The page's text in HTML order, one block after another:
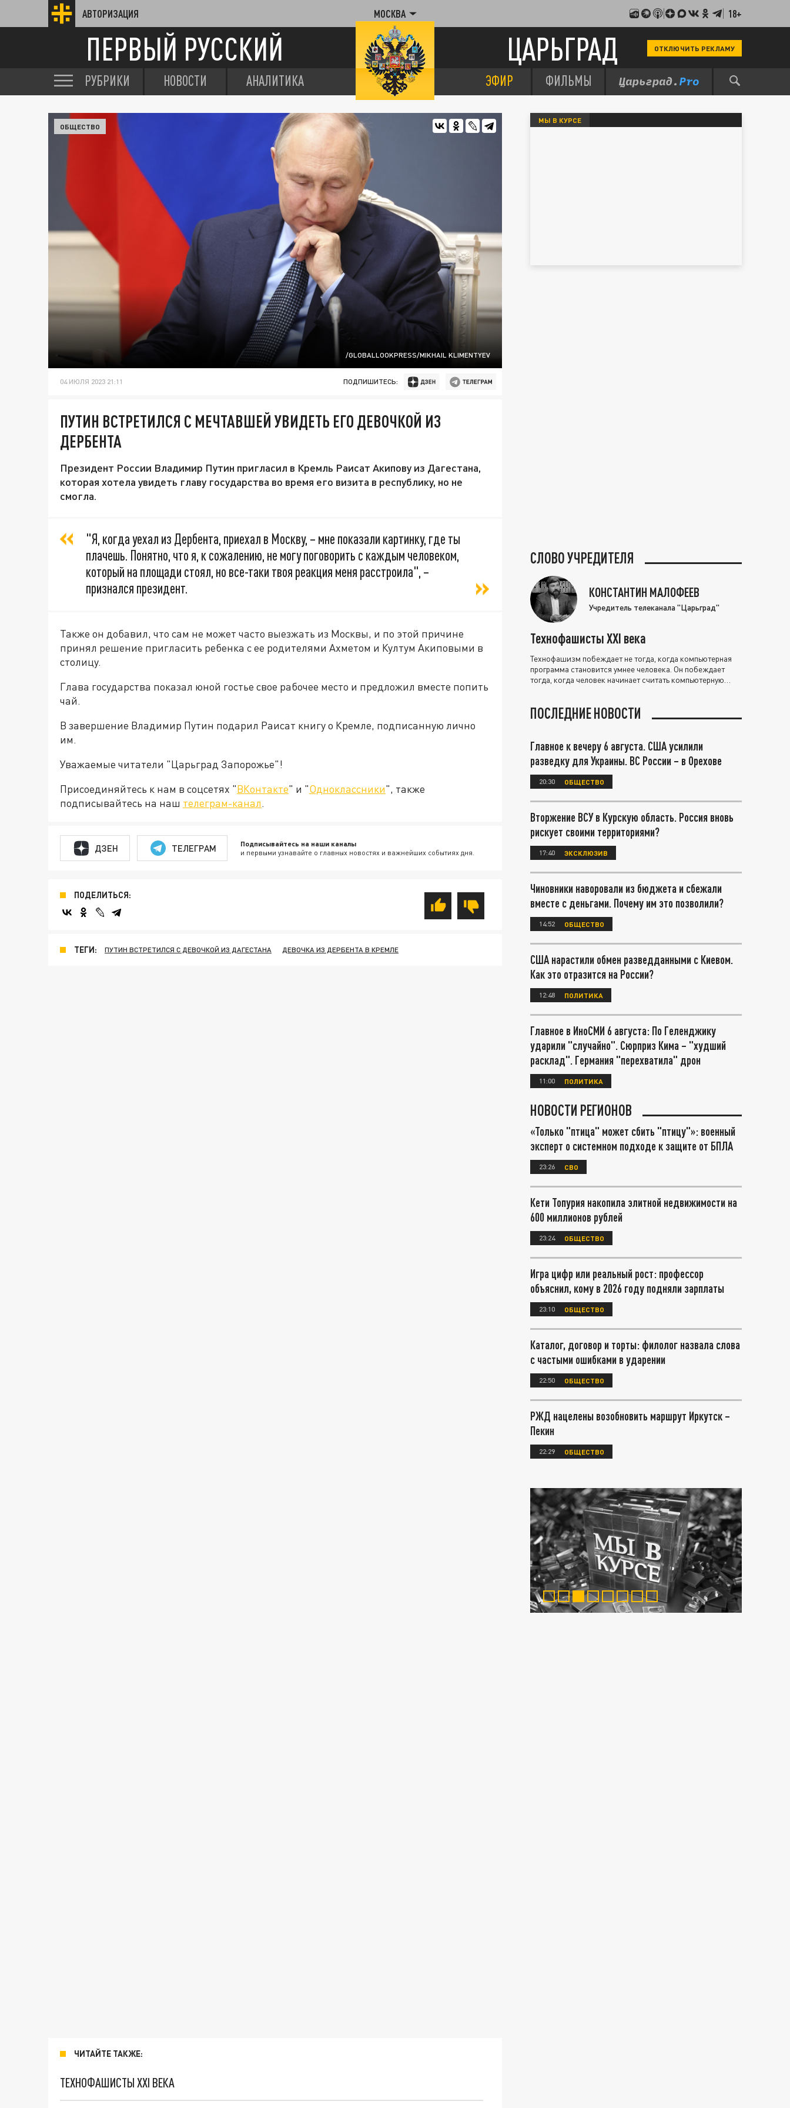
АВТОРИЗАЦИЯ МОСКВА 18+
ПЕРВЫЙ РУССКИЙ ЦАРЬГРАД ОТКЛЮЧИТЬ РЕКЛАМУ
РУБРИКИ НОВОСТИ АНАЛИТИКА ЭФИР ФИЛЬМЫ
/GLOBALLOOKPRESS/MIKHAIL KLIMENTYEV
ОБЩЕСТВО
04 ИЮЛЯ 2023 21:11 ПОДПИШИТЕСЬ:
ПУТИН ВСТРЕТИЛСЯ С МЕЧТАВШЕЙ УВИДЕТЬ ЕГО ДЕВОЧКОЙ ИЗ
ДЕРБЕНТА
Президент России Владимир Путин пригласил в Кремль Раисат Акипову из Дагестана,
которая хотела увидеть главу государства во время его визита в республику, но не
смогла.
"Я, когда уехал из Дербента, приехал в Москву, – мне показали картинку, где ты
плачешь. Понятно, что я, к сожалению, не могу поговорить с каждым человеком,
который на площади стоял, но все-таки твоя реакция меня расстроила", –
признался президент.
Также он добавил, что сам не может часто выезжать из Москвы, и по этой причине
принял решение пригласить ребенка с ее родителями Ахметом и Култум Акиповыми в
столицу.
Глава государства показал юной гостье свое рабочее место и предложил вместе попить
чай.
В завершение Владимир Путин подарил Раисат книгу о Кремле, подписанную лично
им.
Уважаемые читатели "Царьград Запорожье"!
Присоединяйтесь к нам в соцсетях "ВКонтакте" и "Одноклассники", также
подписывайтесь на наш телеграм-канал.
ДЗЕН ТЕЛЕГРАМ Подписывайтесь на наши каналы
и первыми узнавайте о главных новостях и важнейших событиях дня.
ПОДЕЛИТЬСЯ:
ТЕГИ: ПУТИН ВСТРЕТИЛСЯ С ДЕВОЧКОЙ ИЗ ДАГЕСТАНА ДЕВОЧКА ИЗ ДЕРБЕНТА В КРЕМЛЕ
ЧИТАЙТЕ ТАКЖЕ:
ТЕХНОФАШИСТЫ XXI ВЕКА
МЫ В КУРСЕ
СЛОВО УЧРЕДИТЕЛЯ
КОНСТАНТИН МАЛОФЕЕВ
Учредитель телеканала "Царьград"
Технофашисты XXI века
Технофашизм побеждает не тогда, когда компьютерная
программа становится умнее человека. Он побеждает
тогда, когда человек начинает считать компьютерную
ПОСЛЕДНИЕ НОВОСТИ
Главное к вечеру 6 августа. США усилили
разведку для Украины. ВС России – в Орехове
20:30 ОБЩЕСТВО
Вторжение ВСУ в Курскую область. Россия вновь
рискует своими территориями?
17:40 ЭКСКЛЮЗИВ
Чиновники наворовали из бюджета и сбежали
вместе с деньгами. Почему им это позволили?
14:52 ОБЩЕСТВО
США нарастили обмен разведданными с Киевом.
Как это отразится на России?
12:48 ПОЛИТИКА
Главное в ИноСМИ 6 августа: По Геленджику
ударили "случайно". Сюрприз Кима – "худший
расклад". Германия "перехватила" дрон
11:00 ПОЛИТИКА
НОВОСТИ РЕГИОНОВ
«Только "птица" может сбить "птицу"»: военный
эксперт о системном подходе к защите от БПЛА
23:26 СВО
Кети Топурия накопила элитной недвижимости на
600 миллионов рублей
23:24 ОБЩЕСТВО
Игра цифр или реальный рост: профессор
объяснил, кому в 2026 году подняли зарплаты
23:10 ОБЩЕСТВО
Каталог, договор и торты: филолог назвала слова
с частыми ошибками в ударении
22:50 ОБЩЕСТВО
РЖД нацелены возобновить маршрут Иркутск –
Пекин
22:29 ОБЩЕСТВО